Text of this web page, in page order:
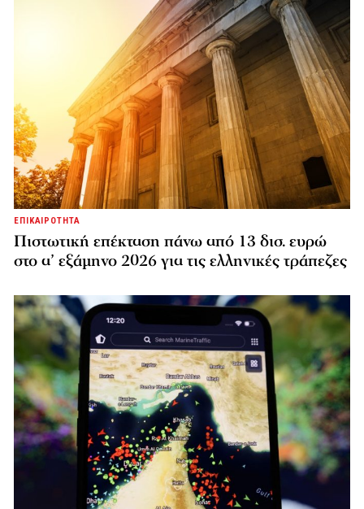
ΕΠΙΚΑΙΡΟΤΗΤΑ
Πιστωτική επέκταση πάνω από 13 δισ. ευρώ
στο α’ εξάμηνο 2026 για τις ελληνικές τράπεζες